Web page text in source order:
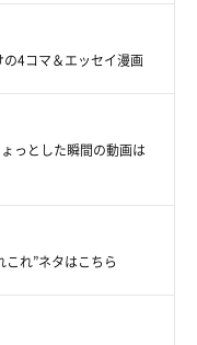
の4コマ＆エッセイ漫画
っとした瞬間の動画は
れ”ネタはこちら